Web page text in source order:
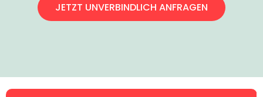
JETZT UNVERBINDLICH ANFRAGEN